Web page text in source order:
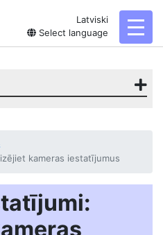
Latviski
Select language
kameras iestatījumus